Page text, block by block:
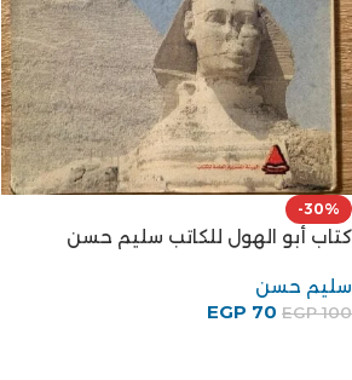
-30%
كتاب أبو الهول للكاتب سليم حسن
سليم حسن
EGP100
EGP 70